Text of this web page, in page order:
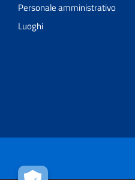
Personale amministrativo
Luoghi